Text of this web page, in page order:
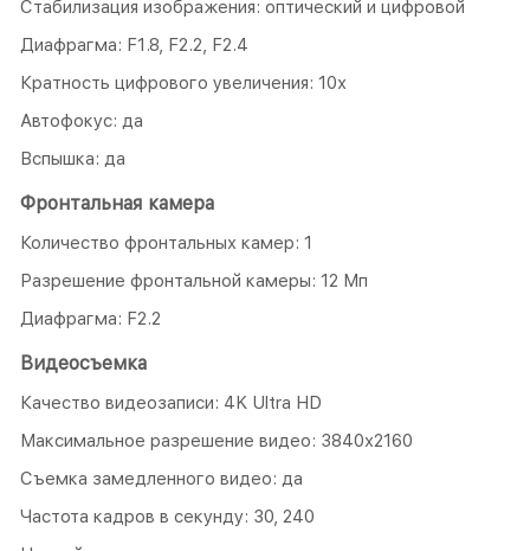
Стабилизация изображения: оптический и цифровой
Диафрагма: F1.8, F2.2, F2.4
Кратность цифрового увеличения: 10х
Автофокус: да
Вспышка: да
Фронтальная камера
Количество фронтальных камер: 1
Разрешение фронтальной камеры: 12 Мп
Диафрагма: F2.2
Видеосъемка
Качество видеозаписи: 4K Ultra HD
Максимальное разрешение видео: 3840x2160
Съемка замедленного видео: да
Частота кадров в секунду: 30, 240